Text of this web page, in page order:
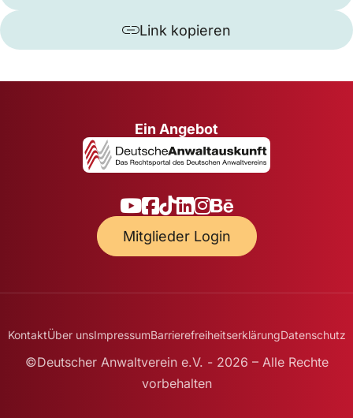
Link kopieren
Ein Angebot
Mitglieder Login
KontaktÜber unsImpressumBarrierefreiheitserklärungDatenschutz
©Deutscher Anwaltverein e.V. - 2026 – Alle Rechte
vorbehalten